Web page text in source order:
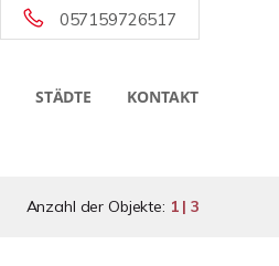
057159726517
STÄDTE KONTAKT
Anzahl der Objekte: 1 | 3